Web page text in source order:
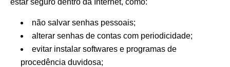
estar seguro dentro da Internet, como:
não salvar senhas pessoais;
alterar senhas de contas com periodicidade;
evitar instalar softwares e programas de
procedência duvidosa;